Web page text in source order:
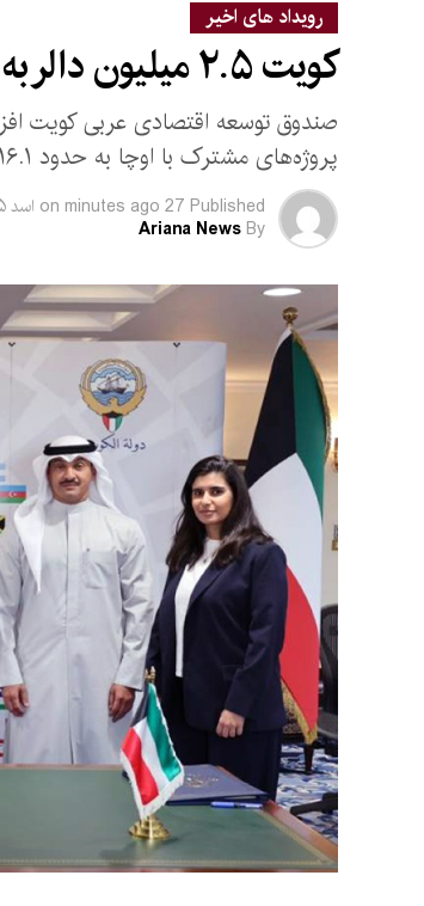
رویداد های اخیر
کویت ۲.۵ میلیون دالر به صندوق بشردوستانه افغانستان کمک کرد
صندوق توسعه اقتصادی عربی کویت
پروژه‌های مشترک با اوچا به حدود ۱۶.۱ میلیون دالر رسیده است.
Published
27 minutes ago
on اسد ۱۵, ۱۴۰۵
By
Ariana News